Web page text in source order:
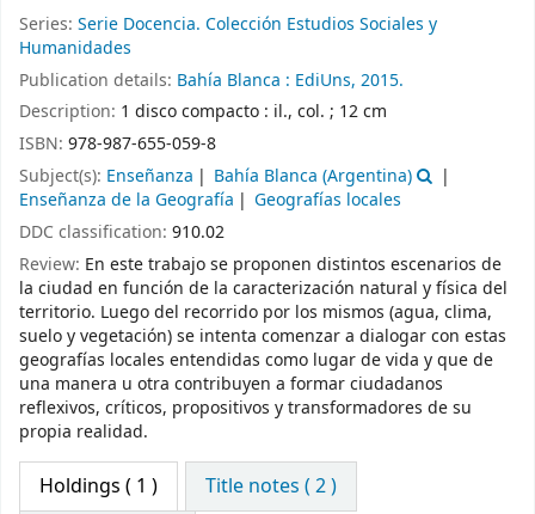
Series: Serie Docencia. Colección Estudios Sociales y
Humanidades
Publication details: Bahía Blanca : EdiUns, 2015.
Description: 1 disco compacto : il., col. ; 12 cm
ISBN: 978-987-655-059-8
Subject(s): Enseñanza
Bahía Blanca (Argentina)
Enseñanza de la Geografía
Geografías locales
DDC classification: 910.02
Review: En este trabajo se proponen distintos escenarios de
la ciudad en función de la caracterización natural y física del
territorio. Luego del recorrido por los mismos (agua, clima,
suelo y vegetación) se intenta comenzar a dialogar con estas
geografías locales entendidas como lugar de vida y que de
una manera u otra contribuyen a formar ciudadanos
reflexivos, críticos, propositivos y transformadores de su
propia realidad.
Holdings ( 1 )
Title notes ( 2 )